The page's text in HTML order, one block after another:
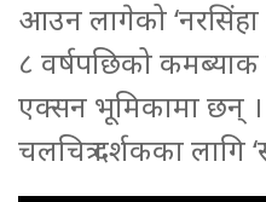
आउन लागेको
८ वर्षपछिको कमब्याक
एक्सन भूमिकामा छन्
चलचित्र दर्शकका लागि